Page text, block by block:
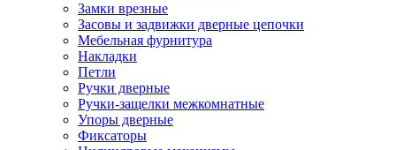
Замки врезные
Засовы и задвижки дверные цепочки
Мебельная фурнитура
Накладки
Петли
Ручки дверные
Ручки-защелки межкомнатные
Упоры дверные
Фиксаторы